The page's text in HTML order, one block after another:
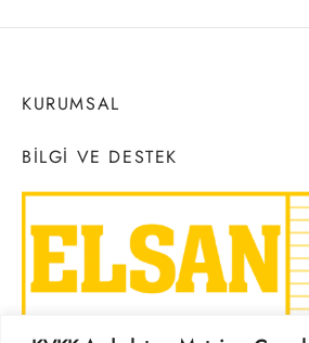
KURUMSAL
BILGI VE DESTEK